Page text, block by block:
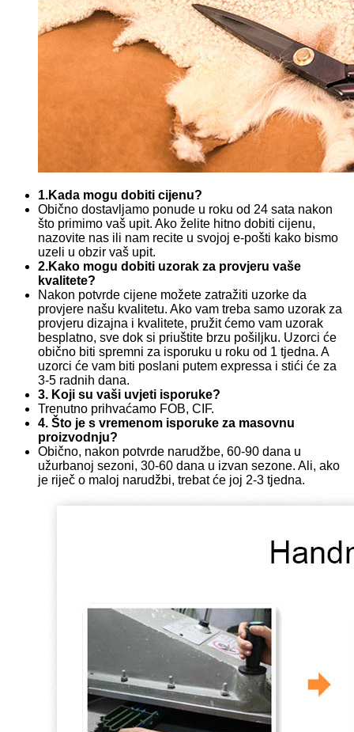
1.Kada mogu dobiti cijenu?
Obično dostavljamo ponude u roku od 24 sata nakon
što primimo vaš upit. Ako želite hitno dobiti cijenu,
nazovite nas ili nam recite u svojoj e-pošti kako bismo
uzeli u obzir vaš upit.
2.Kako mogu dobiti uzorak za provjeru vaše
kvalitete?
Nakon potvrde cijene možete zatražiti uzorke da
provjere našu kvalitetu. Ako vam treba samo uzorak za
provjeru dizajna i kvalitete, pružit ćemo vam uzorak
besplatno, sve dok si priuštite brzu pošiljku. Uzorci će
obično biti spremni za isporuku u roku od 1 tjedna. A
uzorci će vam biti poslani putem expressa i stići će za
3-5 radnih dana.
3. Koji su vaši uvjeti isporuke?
Trenutno prihvaćamo FOB, CIF.
4. Što je s vremenom isporuke za masovnu
proizvodnju?
Obično, nakon potvrde narudžbe, 60-90 dana u
užurbanoj sezoni, 30-60 dana u izvan sezone. Ali, ako
je riječ o maloj narudžbi, trebat će joj 2-3 tjedna.